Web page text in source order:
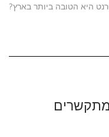
היא הטובה ביותר בארץ?